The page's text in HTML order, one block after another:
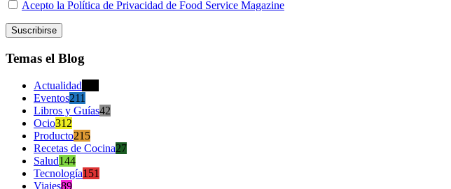
Acepto la Política de Privacidad de Food Service Magazine
Temas el Blog
Actualidad
Eventos211
Libros y Guías42
Ocio312
Producto215
Recetas de Cocina27
Salud144
Tecnología151
Viajes89